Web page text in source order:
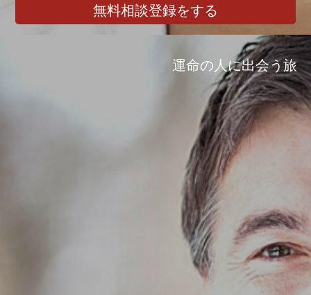
無料相談登録をする
運命の人に出会う旅